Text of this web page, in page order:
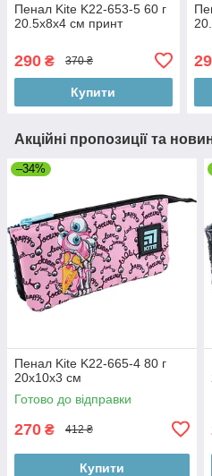
Пенал Kite K22-653-5 60 г
20.5x8x4 см принт
290 ₴ 370 ₴
Купити
Акційні пропозиції та
–34%
Пенал Kite K22-665-4 80 г
20x10x3 см
Готово до відправки
270 ₴ 412 ₴
Купити